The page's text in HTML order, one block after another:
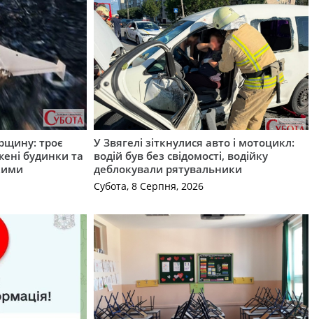
троє
будинки та
У Звягелі зіткнулися авто і мотоцикл:
водій був без свідомості, водійку
деблокували рятувальники
Субота, 8 Серпня, 2026